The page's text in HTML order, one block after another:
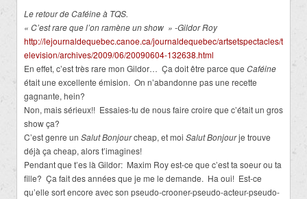
Le retour de Caféine à TQS.
« C’est rare que l’on ramène un show » -Gildor Roy
http://lejournaldequebec.canoe.ca/journaldequebec/artsetspectacles/t
elevision/archives/2009/06/20090604-132638.html
En effet, c’est très rare mon Gildor… Ça doit être parce que Caféine
était une excellente émision. On n’abandonne pas une recette
gagnante, hein?
Non, mais sérieux!! Essaies-tu de nous faire croire que c’était un gros
show ça?
C’est genre un Salut Bonjourcheap, et moi Salut Bonjourje trouve
déjà ça cheap, alors t’imagines!
Pendant que t’es là Gildor: Maxim Roy est-ce que c’est ta soeur ou ta
fille? Ça fait des années que je me le demande. Ha oui! Est-ce
qu’elle sort encore avec son pseudo-crooner-pseudo-acteur-pseudo-